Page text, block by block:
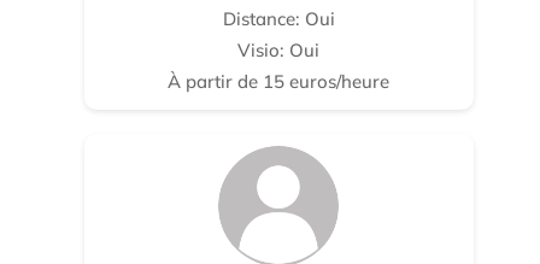
Distance: Oui
Visio: Oui
À partir de 15 euros/heure